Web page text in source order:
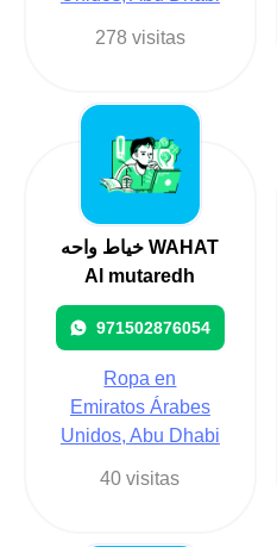
278 visitas
خیاط واحه WAHAT
Al mutaredh
971502876054
Ropa en
Emiratos Árabes
Unidos, Abu Dhabi
40 visitas